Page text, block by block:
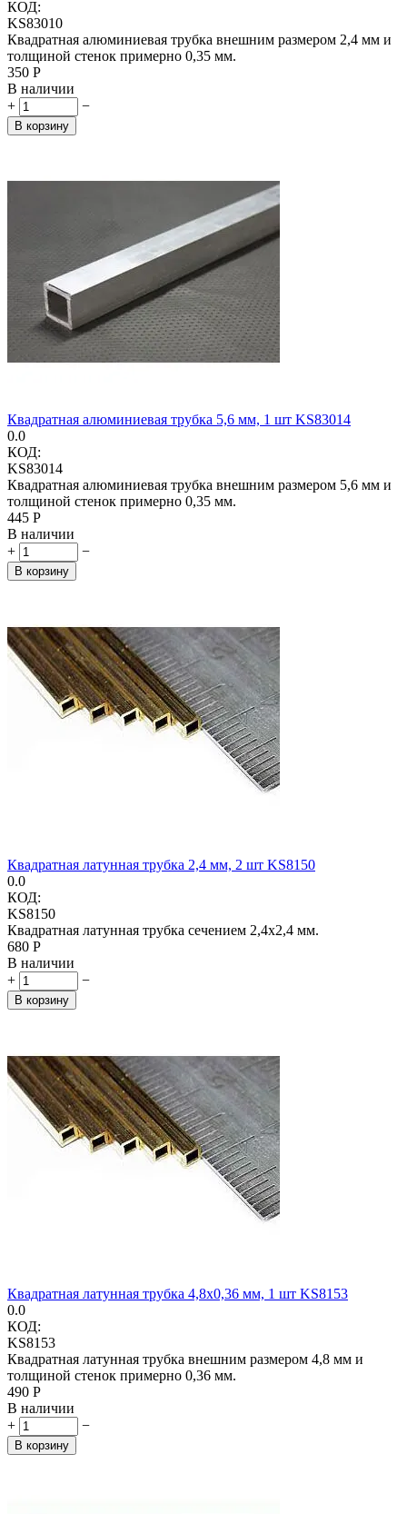
КОД:
KS83010
Квадратная алюминиевая трубка внешним размером 2,4 мм и
толщиной стенок примерно 0,35 мм.
‍350‍ Р
В наличии
+
−
В корзину
Квадратная алюминиевая трубка 5,6 мм, 1 шт KS83014
0.0
КОД:
KS83014
Квадратная алюминиевая трубка внешним размером 5,6 мм и
толщиной стенок примерно 0,35 мм.
‍445‍ Р
В наличии
+
−
В корзину
Квадратная латунная трубка 2,4 мм, 2 шт KS8150
0.0
КОД:
KS8150
Квадратная латунная трубка сечением 2,4х2,4 мм.
‍680‍ Р
В наличии
+
−
В корзину
Квадратная латунная трубка 4,8х0,36 мм, 1 шт KS8153
0.0
КОД:
KS8153
Квадратная латунная трубка внешним размером 4,8 мм и
толщиной стенок примерно 0,36 мм.
‍490‍ Р
В наличии
+
−
В корзину